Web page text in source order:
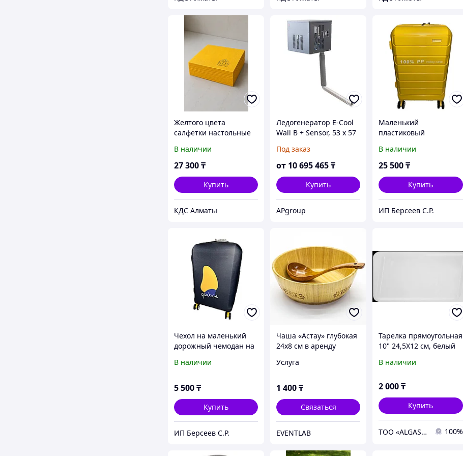
Желтого цвета
салфетки настольные
24х24см двухслойные с
лого , 30 упаковок по
В наличии
27 300₸
Купить
КДС Алматы
Ледогенератор E-Cool
Wall B + Sensor, 53 х 57
выход льда снизу,
антрацит
Под заказ
от 10 695 465₸
Купить
APgroup
Маленький
пластиковый
4-х колёсах Travel Car
высота 56 см, ширина
В наличии
25 500₸
Купить
ИП Берсеев С.Р.
Чехол на маленький
дорожный чемодан на
51(без колёс) см,
24 см.
В наличии
5 500₸
Купить
ИП Берсеев С.Р.
Чаша «Астау» глубокая
24х8 см в аренду
Услуга
1 400₸
Связаться
EVENTLAB
Тарелка прямоугольная
10" 24,5Х12 см, белый
В наличии
2 000₸
Купить
ТОО «ALGASHQY ADYM» ЖШС (ГРУППА КОМПАНИЙ VERMI GASTRO MASCHINEN) 100%